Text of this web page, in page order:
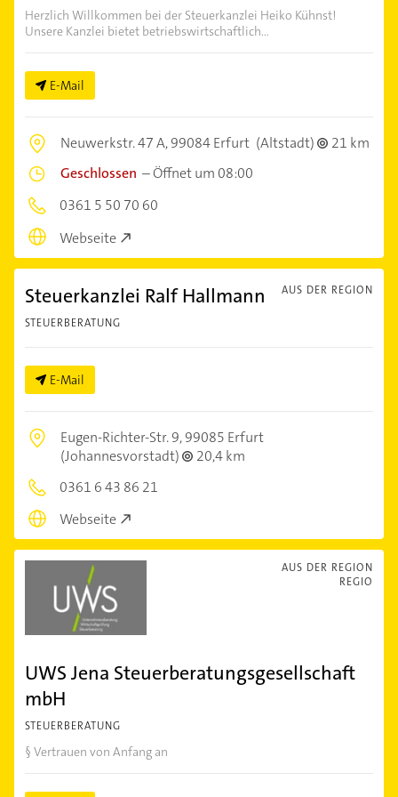
Herzlich Willkommen bei der Steuerkanzlei Heiko Kühnst!
Unsere Kanzlei bietet betriebswirtschaftlich...
E-Mail
Neuwerkstr. 47 A,99084 Erfurt (Altstadt)
21 km
Geschlossen –Öffnet um 08:00
0361 5 50 70 60
Webseite
AUS DER REGION
Steuerkanzlei Ralf Hallmann
STEUERBERATUNG
E-Mail
Eugen-Richter-Str. 9,99085 Erfurt
(Johannesvorstadt)
20,4 km
0361 6 43 86 21
Webseite
AUS DER REGION
REGIO
UWS Jena Steuerberatungsgesellschaft
mbH
STEUERBERATUNG
§ Vertrauen von Anfang an